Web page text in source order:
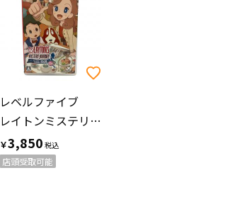
レベルファイブ
レイトンミステリージャーニーカトリーエイルと大富豪の陰謀DX Nintendo Switch用ソフト CERO A (全年齢対象)
￥3,850
店頭受取可能